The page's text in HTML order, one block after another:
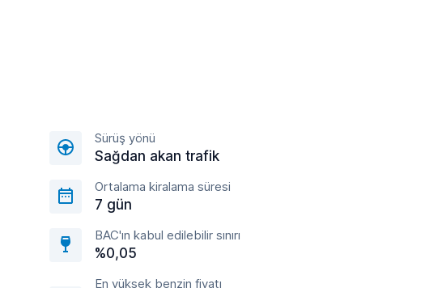
Sürüş yönü
Sağdan akan trafik
Ortalama kiralama süresi
7 gün
BAC'ın kabul edilebilir sınırı
%0,05
En yüksek benzin fiyatı